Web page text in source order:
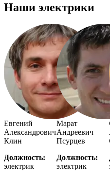
Наши электрики
Евгений
Александрович
Клин
Должность:
электрик
Марат
Андреевич
Псурцев
Должность:
электрик